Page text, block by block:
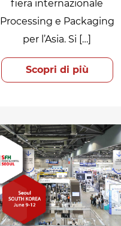
fiera internazionale
Processing e Packaging
per l’Asia. Si […]
Scopri di più